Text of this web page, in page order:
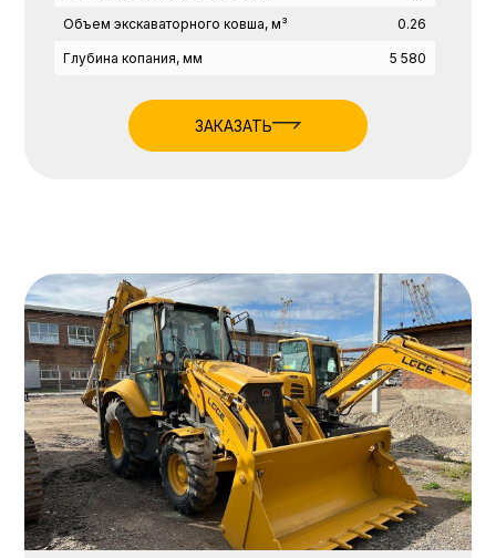
Объем экскаваторного ковша, м³ 0.26
Глубина копания, мм 5 580
ЗАКАЗАТЬ